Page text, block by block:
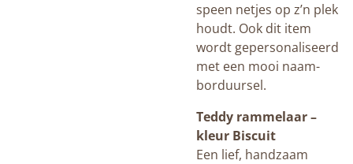
speen netjes op z’n plek
houdt. Ook dit item
wordt gepersonaliseerd
met een mooi naam-
borduursel.
Teddy rammelaar –
kleur Biscuit
Een lief, handzaam